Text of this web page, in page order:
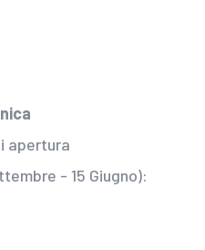
apertura
- 15 Giugno):